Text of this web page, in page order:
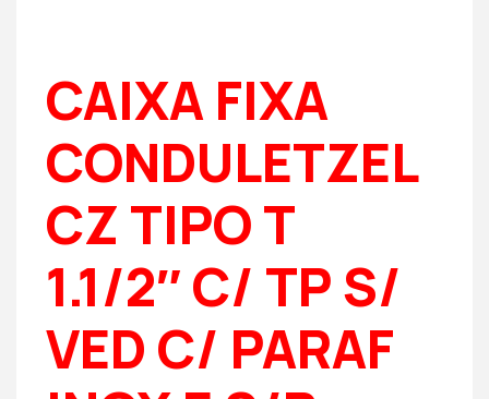
CAIXA FIXA
CONDULETZEL
CZ TIPO T
1.1/2″ C/ TP S/
VED C/ PARAF